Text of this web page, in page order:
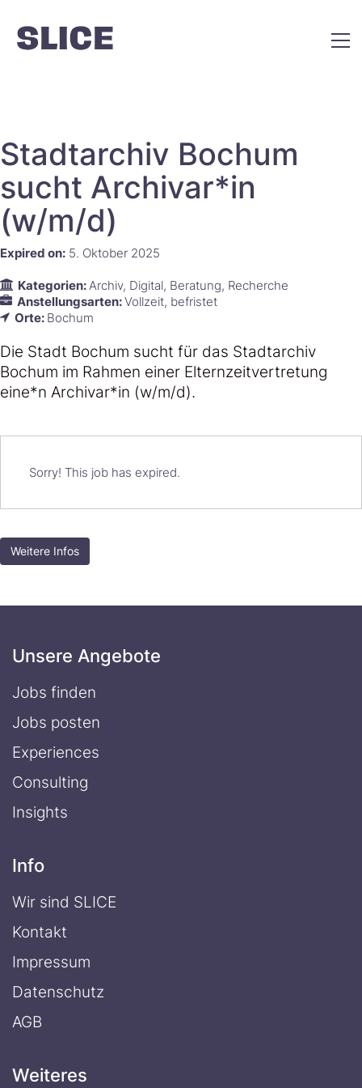
Stadtarchiv Bochum
sucht Archivar*in
(w/m/d)
Expired on: 5. Oktober 2025
Kategorien: Archiv Digital Beratung Recherche
Anstellungsarten:Vollzeit befristet
Orte: Bochum
Die Stadt Bochum sucht für das Stadtarchiv
Bochum im Rahmen einer Elternzeitvertretung
eine*n Archivar*in (w/m/d).
Sorry! This job has expired.
Weitere Infos
Unsere Angebote
Jobs finden
Jobs posten
Experiences
Consulting
Insights
Info
Wir sind SLICE
Kontakt
Impressum
Datenschutz
AGB
Weiteres